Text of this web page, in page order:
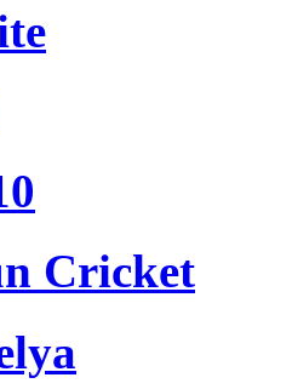
Cricket